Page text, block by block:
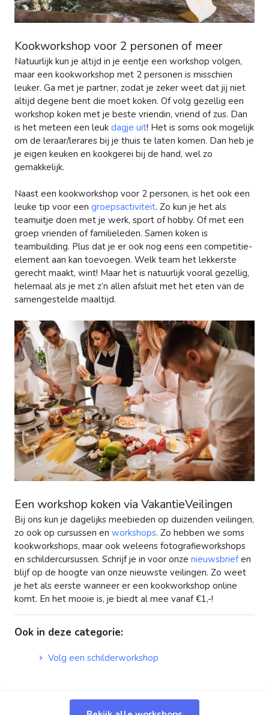
Kookworkshop voor 2 personen of meer
Natuurlijk kun je altijd in je eentje een workshop volgen,
maar een kookworkshop met 2 personen is misschien
leuker. Ga met je partner, zodat je zeker weet dat jij niet
altijd degene bent die moet koken. Of volg gezellig een
workshop koken met je beste vriendin, vriend of zus. Dan
is het meteen een leuk dagje uit! Het is soms ook mogelijk
om de leraar/lerares bij je thuis te laten komen. Dan heb je
je eigen keuken en kookgerei bij de hand, wel zo
gemakkelijk.
Naast een kookworkshop voor 2 personen, is het ook een
leuke tip voor een groepsactiviteit. Zo kun je het als
teamuitje doen met je werk, sport of hobby. Of met een
groep vrienden of familieleden. Samen koken is
teambuilding. Plus dat je er ook nog eens een competitie-
element aan kan toevoegen. Welk team het lekkerste
gerecht maakt, wint! Maar het is natuurlijk vooral gezellig,
helemaal als je met z’n allen afsluit met het eten van de
samengestelde maaltijd.
Een workshop koken via VakantieVeilingen
Bij ons kun je dagelijks meebieden op duizenden veilingen,
zo ook op cursussen en workshops. Zo hebben we soms
kookworkshops, maar ook weleens fotografieworkshops
en schildercursussen. Schrijf je in voor onze nieuwsbriefen
blijf op de hoogte van onze nieuwste veilingen. Zo weet
je het als eerste wanneer er een kookworkshop online
komt. En het mooie is, je biedt al mee vanaf €1,-!
Ook in deze categorie:
Volg een schilderworkshop